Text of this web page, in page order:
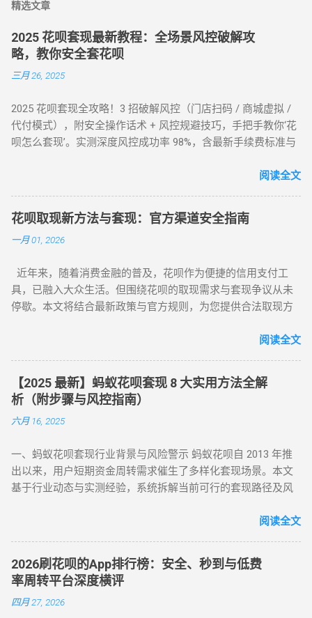
精选文章
2025 花呗套现最新教程：全场景风控破解攻
略，教你安全套花呗
三月 26, 2025
2025 花呗套现全攻略！3 招破解风控（门店扫码 / 商城虚拟 /
代付模式），附安全操作话术 + 风控规避技巧，手把手教你‘花
呗怎么套现’。实测深度风控成功率 98%，含最新手续费标准与
教程：全场景风控破解攻略，教你安全套花呗 在移动支付普
成为用户关注的焦点。本文将针对不同风控等级的花呗账户，
提供系统性的套现解决方案，帮助用户在合规前提下实现额度
变现。如果你正在搜索 “花呗怎么套现” 或 “花呗套现教程”，本
呗：门店扫码套现法，秒到账的快捷操作 对于未触发风控的花
呗账户，最直接的套现方式是通过实体门店完成。 操作步骤如
下： 寻找支持花呗的实体商家 ：如便利店、餐饮店等，确认其
款码，选择花呗支付指定金额。 实时结算 ：商家收到款项后，
扣除手续费将资金转回用户账户。此方法无需复杂流程，资金
秒到账，尤其适合小额至中大额的套现需求，是 “花呗怎么套
现” 最便捷的答案。 二、普通风控账户：线上商城虚拟交易，
绕过限额限制 若花呗账户因使用异常触发普通风控（单笔限额
500-1000 元），可通过线上商城的虚拟交易模式实现套现。 具
风控账户兼容性较高的平台。 创建虚拟订单 ：选购电子卡券、
话费充值等虚拟商品，使用花呗支付。 模拟物流确认 ：商家提
供虚假物流信息后，用户在订单页面点击 “确认收货”。 快速回
法通过模拟真实购物场景，有效规避单笔限额，是 “花呗套现教
程” 中针对普通风控的核心策略。 三、深度风控账户：代付模
式破解，20-100 元也能全额套现 针对仅能支付 20-100 元或完
全无法交易的深度风控账户，代付模式成为终极解决方案。 操
（如小米商城、淘宝天猫），生成代付二维码。 扫码代付 ：用
阅读全文
花呗取现新方法与套现：官方渠道安全指南
一月 01, 2026
近年来，随着消费金融的普及，花呗作为便捷的信用支付工
具，已融入大众生活。但围绕花呗的取现需求与套现争议从未
停歇。本文将结合最新政策与官方规则，为您提供合法取现方
为何限制套现？官方明令禁止的三大原因 花呗自 2015 年上线
景。以下是套现行为被严格限制的核心原因： 法律风险 ：套现
属于非法资金转移行为，涉及虚构交易、虚假退款等操作，可
能触犯《反洗钱法》及金融监管条例。 账户安全 ：第三方套现
平台常伴随信息泄露、诈骗风险，导致用户资金损失或账户被
结、芝麻分下降，甚至影响个人征信记录。 据 2024 年央行数
据显示，因套现被关闭花呗功能的用户同比增长 37%，部分用
户更因违规操作被列入金融机构黑名单。 二、2025 年花呗取现
付宝于近期升级「备用金」功能，实现花呗额度直接取现至银
行卡。具体操作步骤如下： 入口激活 ：打开支付宝 APP → 点
击「我的」→ 进入「花呗」页面，找到「备用金」开通入口。
额度确认 ：备用金额度与花呗可用额度实时同步（部分用户享
额外专享额度），支持最低 1 元起取。 验证流程 ：按提示完成
刷脸认证，确认利率及还款规则。 资金划转 ：输入取现金额
阅读全文
【2025 最新】蚂蚁花呗套现 8 大实用方法全解
析（附步骤与风控指南）
六月 16, 2025
一、蚂蚁花呗套现行业背景与风险警示 蚂蚁花呗自 2013 年推
出以来，用户短期资金周转需求催生了多样化套现场景。本文
基于行业动态与实测经验，系统拆解当前可行的套现路径及风
行为存在账户限制风险，需谨慎评估 ）。 二、2025 年花呗套
型 —— 小额应急首选 方法 1：可信商家扫码套现 操作流程 ：
通过资质认证平台获取实名商家收款码（需查验营业执照）；
花呗支付后，商家扣除 8%-15% 手续费实时返现至支付宝 / 微
信。 优势 ：10 分钟极速到账，操作极简 劣势 ：手续费偏高，
阅读全文
2026刷花呗的App排行榜：安全、秒到与低费
率周转平台深度横评
四月 27, 2026